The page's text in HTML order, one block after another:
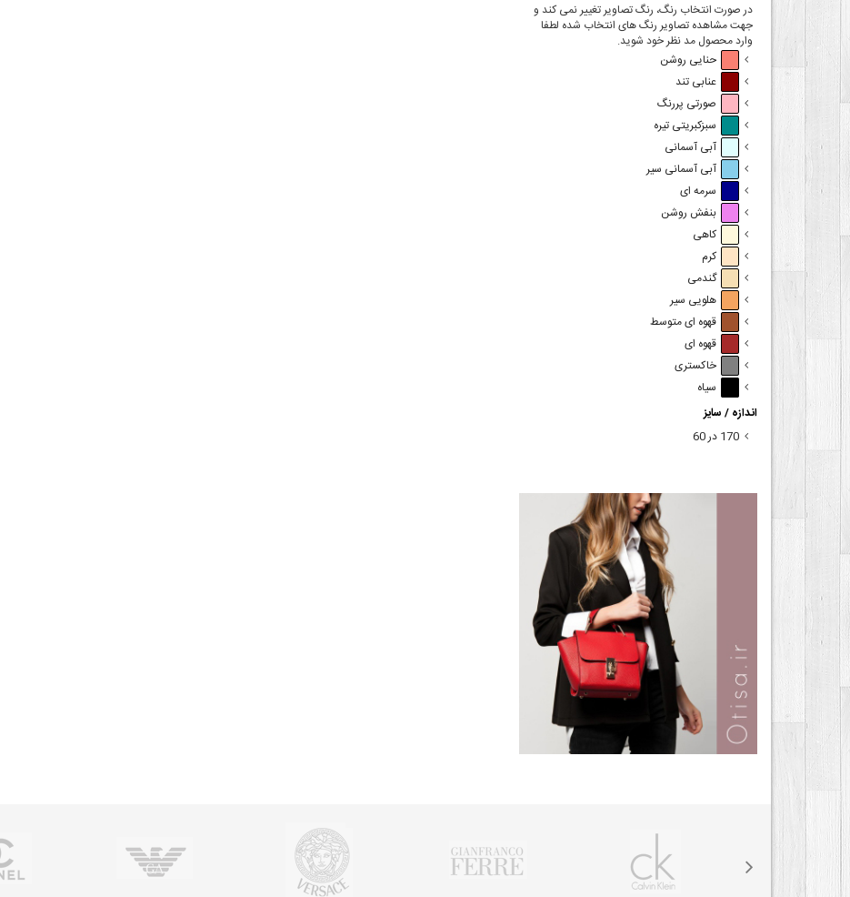
در صورت انتخاب رنگ، رنگ تصاویر تغییر نمی کند و
جهت مشاهده تصاویر رنگ های انتخاب شده لطفا
وارد محصول مد نظر خود شوید.
حنایی روشن
عنابی تند
صورتی پررنگ
سبزکبریتی تیره
آبی آسمانی
آبی آسمانی سیر
سرمه ای
بنفش روشن
کاهی
کرم
گندمی
هلویی سیر
قهوه ای متوسط
قهوه ای
خاکستری
سیاه
اندازه / سایز
170 در 60